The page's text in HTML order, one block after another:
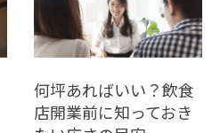
何坪あればいい？飲食
店開業前に知っておき